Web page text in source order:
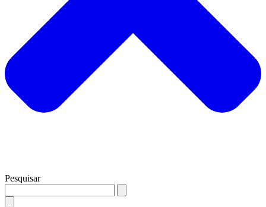
Pesquisar